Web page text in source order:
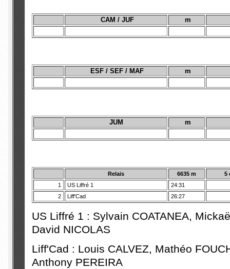
CAM / JUF m
ESF / SEF / MAF m
JUM m
Relais 6635 m
5
1
US Liffré 1
24:31
2
Liff'Cad 26:27
US Liffré 1 : Sylvain COATANEA,
David NICOLAS
Liff'Cad : Louis CALVEZ, Mathéo
Anthony PEREIRA